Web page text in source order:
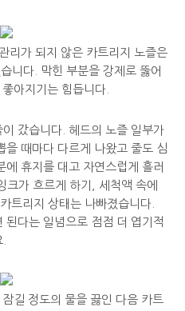
리가 되지 않은 카트리지 노즐은
니다. 막힌 부분을 강제로 뚫어
아지기는 힘듭니다.
갔습니다. 헤드의 노즐 일부가
을 때마다 다르게 나왔고 줄도 심
에 휴지를 대고 자연스럽게 흘러
크가 흐르게 하기, 세척액 속에
트리지 상태는 나빠졌습니다.
된다는 일념으로 점점 더 엽기적
길 정도의 물을 끓인 다음 카트